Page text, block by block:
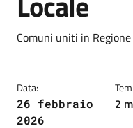
Dettagli
Comuni uniti in
Data:
26 febbraio
2026
2